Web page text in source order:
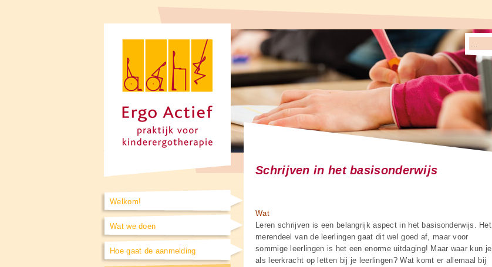
Welkom!
Wat we doen
Hoe gaat de aanmelding
Schrijven in het basisonderwijs
Wat
Leren schrijven is een belangrijk aspect in het basisonderwijs. Het
merendeel van de leerlingen gaat dit wel goed af, maar voor
sommige leerlingen is het een enorme uitdaging! Maar waar kun je
als leerkracht op letten bij je leerlingen? Wat komt er allemaal bij